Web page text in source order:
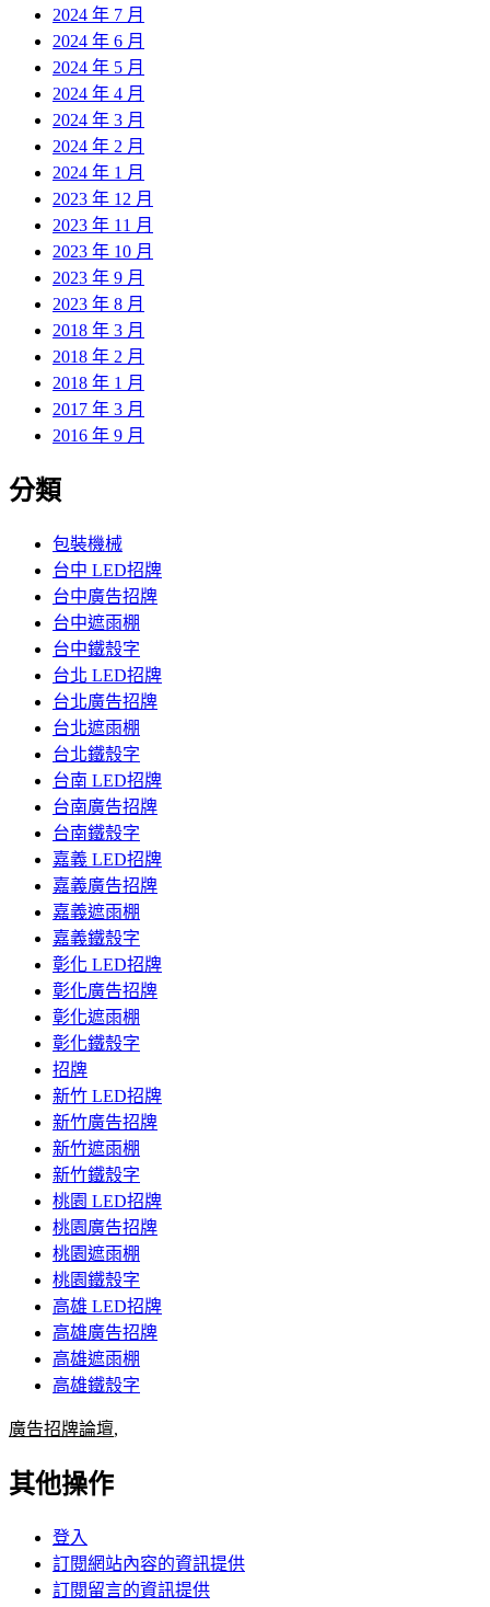
2024 年 7 月
2024 年 6 月
2024 年 5 月
2024 年 4 月
2024 年 3 月
2024 年 2 月
2024 年 1 月
2023 年 12 月
2023 年 11 月
2023 年 10 月
2023 年 9 月
2023 年 8 月
2018 年 3 月
2018 年 2 月
2018 年 1 月
2017 年 3 月
2016 年 9 月
分類
包裝機械
台中 LED招牌
台中廣告招牌
台中遮雨棚
台中鐵殼字
台北 LED招牌
台北廣告招牌
台北遮雨棚
台北鐵殼字
台南 LED招牌
台南廣告招牌
台南鐵殼字
嘉義 LED招牌
嘉義廣告招牌
嘉義遮雨棚
嘉義鐵殼字
彰化 LED招牌
彰化廣告招牌
彰化遮雨棚
彰化鐵殼字
招牌
新竹 LED招牌
新竹廣告招牌
新竹遮雨棚
新竹鐵殼字
桃園 LED招牌
桃園廣告招牌
桃園遮雨棚
桃園鐵殼字
高雄 LED招牌
高雄廣告招牌
高雄遮雨棚
高雄鐵殼字
廣告招牌論壇,
其他操作
登入
訂閱網站內容的資訊提供
訂閱留言的資訊提供